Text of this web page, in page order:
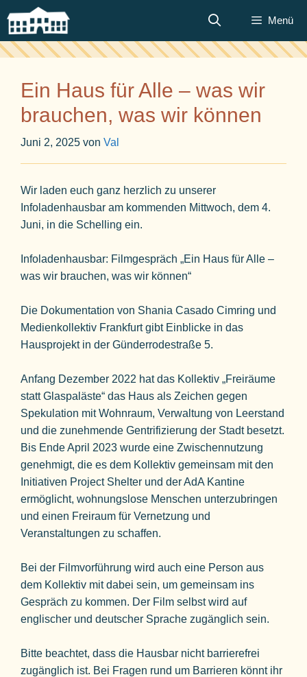
Inhalt
springen
Menü
Ein Haus für Alle – was wir
brauchen, was wir können
Juni 2, 2025 von Val
Wir laden euch ganz herzlich zu unserer
Infoladenhausbar am kommenden Mittwoch, dem 4.
Juni, in die Schelling ein.
Infoladenhausbar: Filmgespräch „Ein Haus für Alle –
was wir brauchen, was wir können“
Die Dokumentation von Shania Casado Cimring und
Medienkollektiv Frankfurt gibt Einblicke in das
Hausprojekt in der Günderrodestraße 5.
Anfang Dezember 2022 hat das Kollektiv „Freiräume
statt Glaspaläste“ das Haus als Zeichen gegen
Spekulation mit Wohnraum, Verwaltung von Leerstand
und die zunehmende Gentrifizierung der Stadt besetzt.
Bis Ende April 2023 wurde eine Zwischennutzung
genehmigt, die es dem Kollektiv gemeinsam mit den
Initiativen Project Shelter und der AdA Kantine
ermöglicht, wohnungslose Menschen unterzubringen
und einen Freiraum für Vernetzung und
Veranstaltungen zu schaffen.
Bei der Filmvorführung wird auch eine Person aus
dem Kollektiv mit dabei sein, um gemeinsam ins
Gespräch zu kommen. Der Film selbst wird auf
englischer und deutscher Sprache zugänglich sein.
Bitte beachtet, dass die Hausbar nicht barrierefrei
zugänglich ist. Bei Fragen rund um Barrieren könnt ihr